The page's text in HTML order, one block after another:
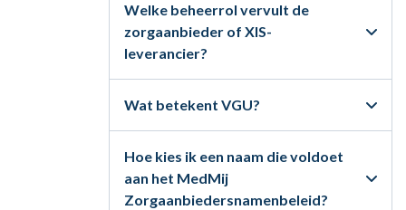
Welke beheerrol vervult de
zorgaanbieder of XIS-
leverancier?
Wat betekent VGU?
Hoe kies ik een naam die voldoet
aan het MedMij
Zorgaanbiedersnamenbeleid?